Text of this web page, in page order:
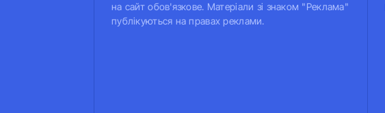
на сайт обов'язкове. Матеріали зі знаком "Реклама"
публікуються на правах реклами.